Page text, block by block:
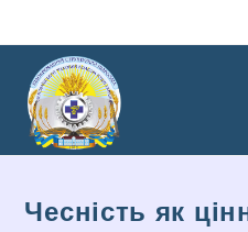
Чесність як